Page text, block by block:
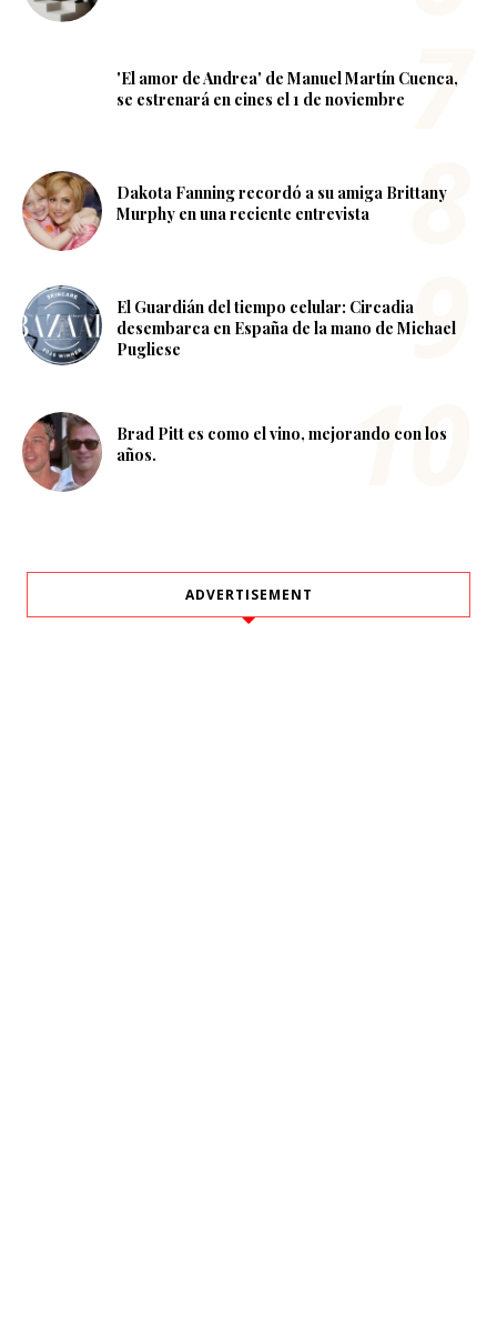
'El amor de Andrea' de Manuel Martín Cuenca,
se estrenará en cines el 1 de noviembre
Dakota Fanning recordó a su amiga Brittany
Murphy en una reciente entrevista
El Guardián del tiempo celular: Circadia
desembarca en España de la mano de Michael
Pugliese
Brad Pitt es como el vino, mejorando con los
años.
ADVERTISEMENT